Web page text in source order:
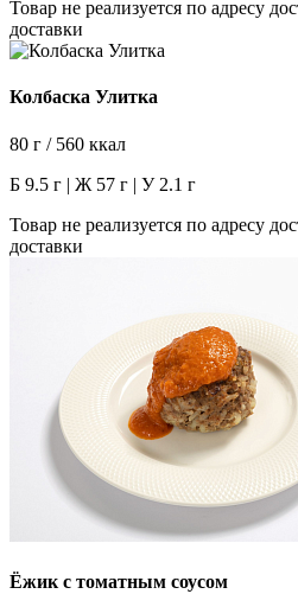
Товар не реализуется по адресу
доставки
Колбаска Улитка
80 г / 560 ккал
Б 9.5 г | Ж 57 г | У 2.1 г
Товар не реализуется по адресу
доставки
Ёжик с томатным соусом